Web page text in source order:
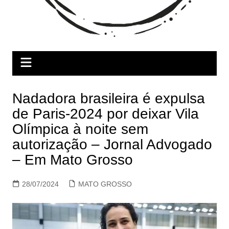
Nadadora brasileira é expulsa
de Paris-2024 por deixar Vila
Olímpica à noite sem
autorização – Jornal Advogado
– Em Mato Grosso
28/07/2024 MATO GROSSO